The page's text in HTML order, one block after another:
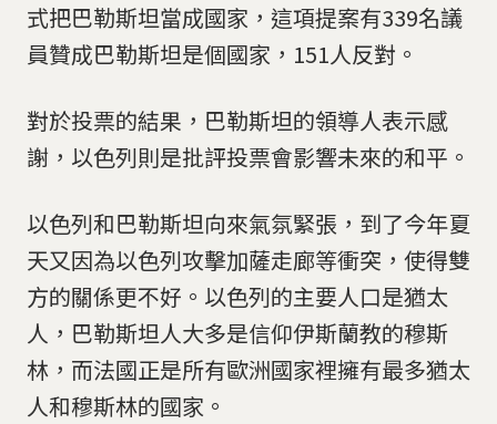
式把巴勒斯坦當成國家，這項提案有339名議
員贊成巴勒斯坦是個國家，151人反對。
對於投票的結果，巴勒斯坦的領導人表示感
謝，以色列則是批評投票會影響未來的和平。
以色列和巴勒斯坦向來氣氛緊張，到了今年夏
天又因為以色列攻擊加薩走廊等衝突，使得雙
方的關係更不好。以色列的主要人口是猶太
人，巴勒斯坦人大多是信仰伊斯蘭教的穆斯
林，而法國正是所有歐洲國家裡擁有最多猶太
人和穆斯林的國家。